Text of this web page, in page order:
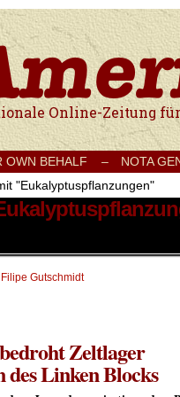
Onlinezeitung für Frieden,
OWN BEHALF – NOTA
"Eukalyptuspflanzungen"
Gutschmidt
Zeltlager
Linken Blocks